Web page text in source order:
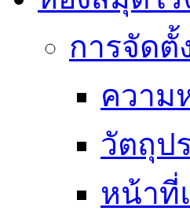
การจัดตั้
ความ
วัตถุป
หน้าที่